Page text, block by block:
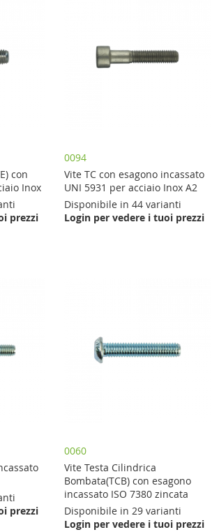
con
Inox
prezzi
0094
Vite TC con esagono incassato
UNI 5931 per acciaio Inox A2
Disponibile in 44 varianti
Login per vedere i tuoi prezzi
prezzi
0060
Vite Testa Cilindrica
Bombata(TCB) con esagono
incassato ISO 7380 zincata
Disponibile in 29 varianti
Login per vedere i tuoi prezzi